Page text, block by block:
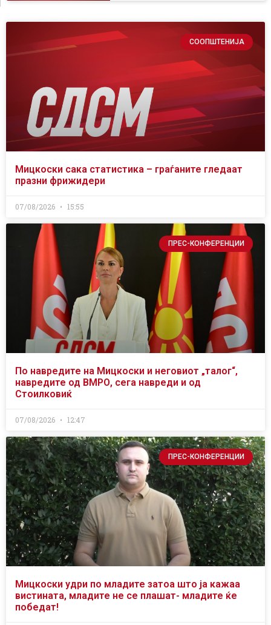
СООПШТЕНИЈА
Мицкоски сака статистика – граѓаните гледаат
празни фрижидери
07/08/2026 15:55
ПРЕС-КОНФЕРЕНЦИИ
По навредите на Мицкоски и неговиот „талог“,
навредите од ВМРО, сега навреди и од
Стоилковиќ
07/08/2026 12:47
ПРЕС-КОНФЕРЕНЦИИ
Мицкоски удри по младите затоа што ја кажаа
вистината, младите не се плашат- младите ќе
победат!